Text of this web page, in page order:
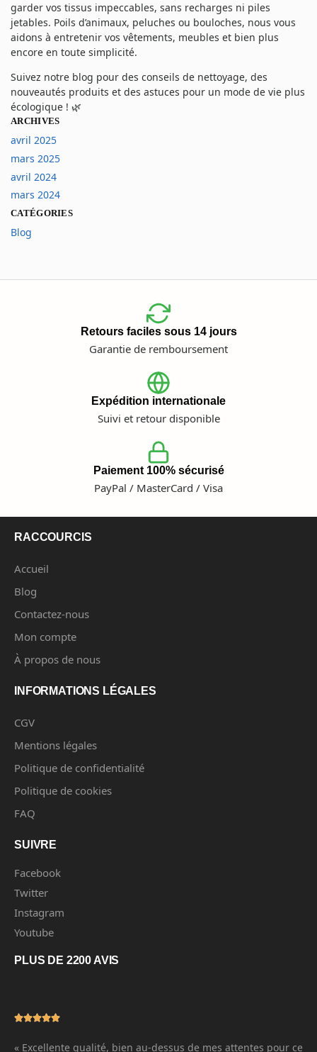
garder vos tissus impeccables, sans recharges ni piles
jetables. Poils d’animaux, peluches ou bouloches, nous vous
aidons à entretenir vos vêtements, meubles et bien plus
encore en toute simplicité.
Suivez notre blog pour des conseils de nettoyage, des
nouveautés produits et des astuces pour un mode de vie plus
écologique ! 🌿
ARCHIVES
avril 2025
mars 2025
avril 2024
mars 2024
CATÉGORIES
Blog
Retours faciles sous 14 jours
Garantie de remboursement
Expédition internationale
Suivi et retour disponible
Paiement 100% sécurisé
PayPal / MasterCard / Visa
RACCOURCIS
Accueil
Blog
Contactez-nous
Mon compte
À propos de nous
INFORMATIONS LÉGALES
CGV
Mentions légales
Politique de confidentialité
Politique de cookies
FAQ
SUIVRE
Facebook
Twitter
Instagram
Youtube
PLUS DE 2200 AVIS
« Excellente qualité, bien au-dessus de mes attentes pour ce